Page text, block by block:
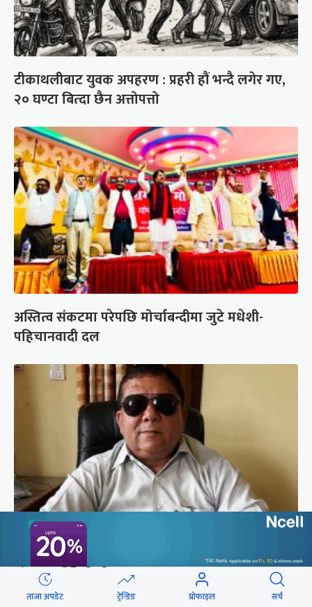
टीकाथलीबाट युवक अपहरण : प्रहरी हौं भन्दै लगेर गए,
२० घण्टा बित्दा छैन अत्तोपत्तो
अस्तित्व संकटमा परेपछि मोर्चाबन्दीमा जुटे मधेशी-
पहिचानवादी दल
कपिलवस्तुका पूर्वमेयर किरण सिंह सम्पर्कविहीन,
जंगलमा भेटियो मोटरसाइकल
ताजा अपडेट ट्रेन्डिङ प्रोफाइल सर्च